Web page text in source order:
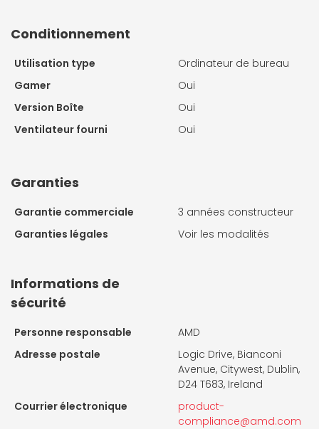
Conditionnement
Utilisation type
Ordinateur de bureau
Gamer
Oui
Version Boîte
Oui
Ventilateur fourni
Oui
Garanties
Garantie commerciale
3 années constructeur
Garanties légales
Voir les modalités
Informations de
sécurité
Personne responsable
AMD
Adresse postale
Logic Drive, Bianconi
Avenue, Citywest, Dublin,
D24 T683, Ireland
Courrier électronique
product-
compliance@amd.com